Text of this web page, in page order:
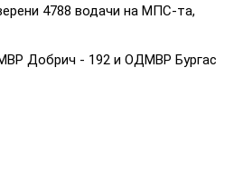
4788 водачи на МПС-та,
Добрич - 192 и ОДМВР Бургас